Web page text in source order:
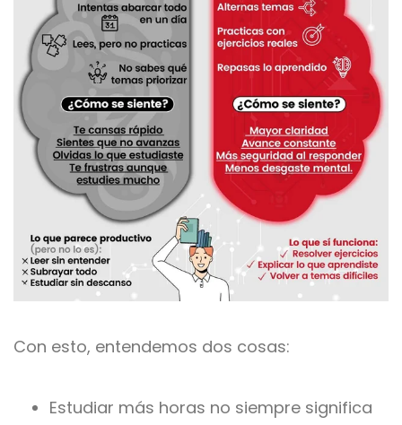
Con esto, entendemos dos cosas:
Estudiar más horas no siempre significa